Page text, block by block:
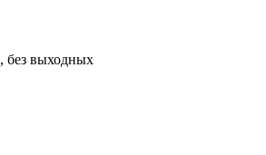
, без выходных